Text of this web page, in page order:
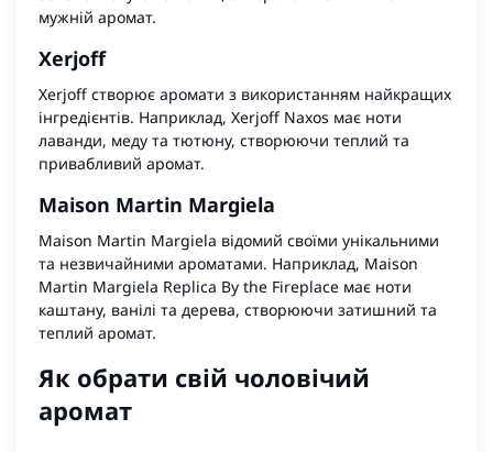
мужній аромат.
Xerjoff
Xerjoff створює аромати з використанням найкращих
інгредієнтів. Наприклад, Xerjoff Naxos має ноти
лаванди, меду та тютюну, створюючи теплий та
привабливий аромат.
Maison Martin Margiela
Maison Martin Margiela відомий своїми унікальними
та незвичайними ароматами. Наприклад, Maison
Martin Margiela Replica By the Fireplace має ноти
каштану, ванілі та дерева, створюючи затишний та
теплий аромат.
Як обрати свій чоловічий
аромат